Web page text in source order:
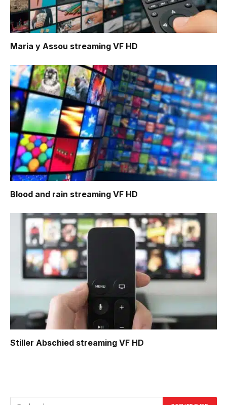
Maria y Assou streaming VF HD
Blood and rain streaming VF HD
Stiller Abschied streaming VF HD